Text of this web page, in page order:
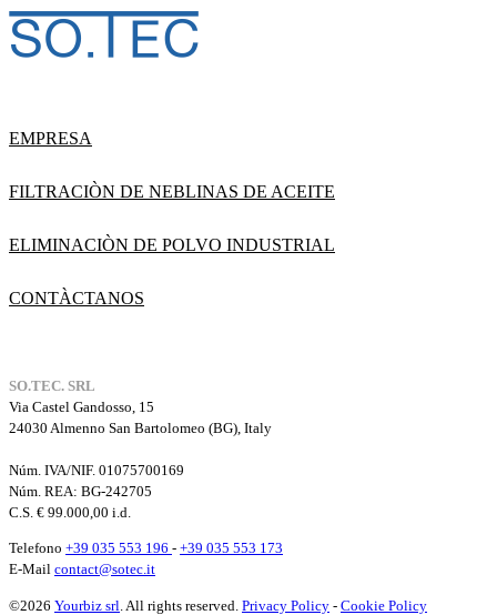
EMPRESA
FILTRACIÒN DE NEBLINAS DE ACEITE
ELIMINACIÒN DE POLVO INDUSTRIAL
CONTÀCTANOS
SO.TEC. SRL
Via Castel Gandosso, 15
24030 Almenno San Bartolomeo (BG), Italy
Núm. IVA/NIF. 01075700169
Núm. REA: BG-242705
C.S. € 99.000,00 i.d.
Telefono +39 035 553 196 - +39 035 553 173
E-Mail contact@sotec.it
©2026 Yourbiz srl . All rights reserved. Privacy Policy - Cookie Policy